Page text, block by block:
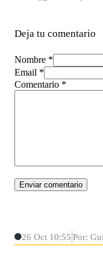
Deja tu comentario
Nombre *
Email *
Comentario *
26 Oct 10:55 Por: